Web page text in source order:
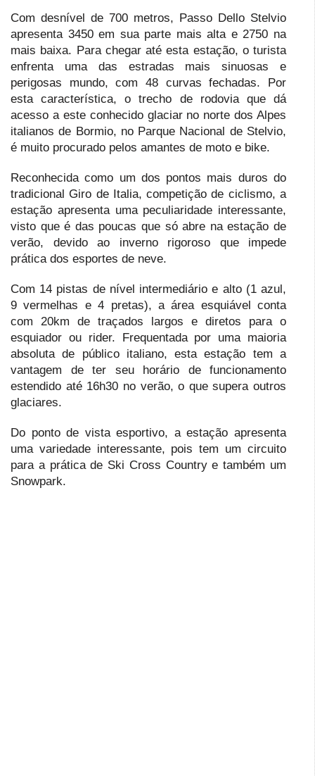
Com desnível de 700 metros, Passo Dello Stelvio
apresenta 3450 em sua parte mais alta e 2750 na
mais baixa. Para chegar até esta estação, o turista
enfrenta uma das estradas mais sinuosas e
perigosas mundo, com 48 curvas fechadas. Por
esta característica, o trecho de rodovia que dá
acesso a este conhecido glaciar no norte dos Alpes
italianos de Bormio, no Parque Nacional de Stelvio,
é muito procurado pelos amantes de moto e bike.
Reconhecida como um dos pontos mais duros do
tradicional Giro de Italia, competição de ciclismo, a
estação apresenta uma peculiaridade interessante,
visto que é das poucas que só abre na estação de
verão, devido ao inverno rigoroso que impede
prática dos esportes de neve.
Com 14 pistas de nível intermediário e alto (1 azul,
9 vermelhas e 4 pretas), a área esquiável conta
com 20km de traçados largos e diretos para o
esquiador ou rider. Frequentada por uma maioria
absoluta de público italiano, esta estação tem a
vantagem de ter seu horário de funcionamento
estendido até 16h30 no verão, o que supera outros
glaciares.
Do ponto de vista esportivo, a estação apresenta
uma variedade interessante, pois tem um circuito
para a prática de Ski Cross Country e também um
Snowpark.